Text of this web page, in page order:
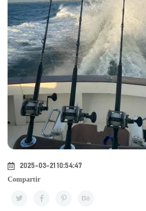
2025-03-21 10:54:47
Compartir